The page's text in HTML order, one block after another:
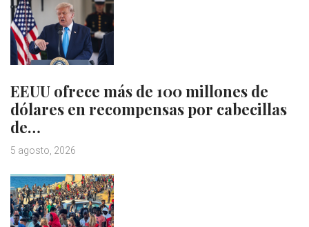
EEUU ofrece más de 100 millones de
dólares en recompensas por cabecillas
de…
5 agosto, 2026